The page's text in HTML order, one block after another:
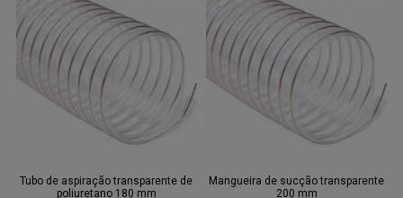
Tubo de aspiração transparente de
poliuretano 180 mm
Mangueira de sucção transparente
200 mm